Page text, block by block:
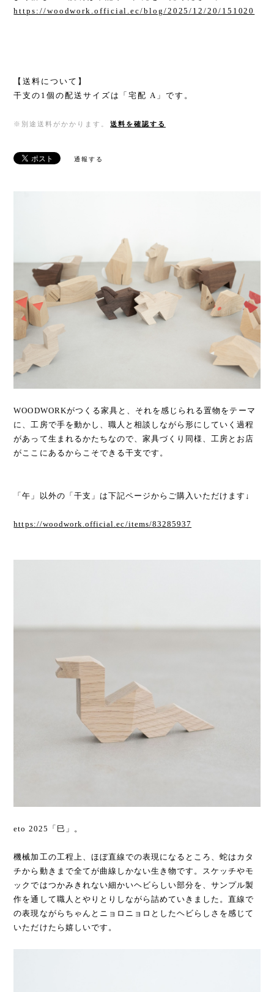
https://woodwork.official.ec/blog/2025/12/20/151020
【送料について】
干支の1個の配送サイズは「宅配 A」です。
※別途送料がかかります。 送料を確認する
通報する
WOODWORKがつくる家具と、それを感じられる置物をテーマ
に、工房で手を動かし、職人と相談しながら形にしていく過程
があって生まれるかたちなので、家具づくり同様、工房とお店
がここにあるからこそできる干支です。
「午」以外の「干支」は下記ページからご購入いただけます↓
https://woodwork.official.ec/items/83285937
eto 2025「巳」。
機械加工の工程上、ほぼ直線での表現になるところ、蛇はカタ
チから動きまで全てが曲線しかない生き物です。スケッチやモ
ックではつかみきれない細かいヘビらしい部分を、サンプル製
作を通して職人とやりとりしながら詰めていきました。直線で
の表現ながらちゃんとニョロニョロとしたヘビらしさを感じて
いただけたら嬉しいです。